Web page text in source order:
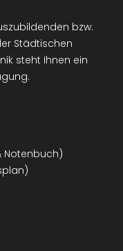
bzw.
Städtischen
steht Ihnen ein
Notenbuch)